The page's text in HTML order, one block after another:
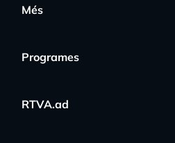
Més
Programes
RTVA.ad